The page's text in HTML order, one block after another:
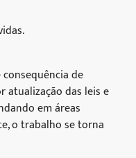
de
atualização das leis e
em áreas
o trabalho se torna